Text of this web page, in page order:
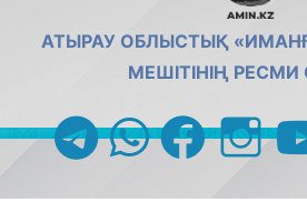
АТЫРАУ ОБЛЫСТЫҚ
МЕШІТІНІҢ
telegramwhatsappfacebook